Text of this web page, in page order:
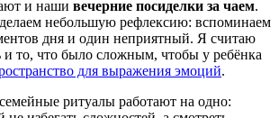
и наши вечерние посиделки за чаем.
небольшую рефлексию: вспоминаем
дня и один неприятный. Я считаю
то, что было сложным, чтобы у ребёнка
для выражения эмоций.
ритуалы работают на одно: